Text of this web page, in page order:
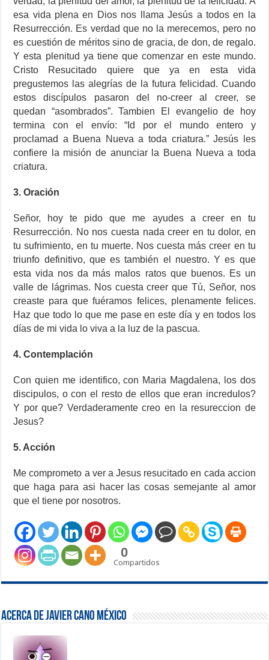
esa vida plena en Dios nos llama Jesús a todos en la
Resurrección. Es verdad que no la merecemos, pero no
es cuestión de méritos sino de gracia, de don, de regalo.
Y esta plenitud ya tiene que comenzar en este mundo.
Cristo Resucitado quiere que ya en esta vida
pregustemos las alegrías de la futura felicidad. Cuando
estos discípulos pasaron del no-creer al creer, se
quedan “asombrados”. Tambien El evangelio de hoy
termina con el envío: “Id por el mundo entero y
proclamad a Buena Nueva a toda criatura.” Jesús les
confiere la misión de anunciar la Buena Nueva a toda
criatura.
3. Oración
Señor, hoy te pido que me ayudes a creer en tu
Resurrección. No nos cuesta nada creer en tu dolor, en
tu sufrimiento, en tu muerte. Nos cuesta más creer en tu
triunfo definitivo, que es también el nuestro. Y es que
esta vida nos da más malos ratos que buenos. Es un
valle de lágrimas. Nos cuesta creer que Tú, Señor, nos
creaste para que fuéramos felices, plenamente felices.
Haz que todo lo que me pase en este día y en todos los
días de mi vida lo viva a la luz de la pascua.
4. Contemplación
Con quien me identifico, con Maria Magdalena, los dos
discipulos, o con el resto de ellos que eran incredulos?
Y por que? Verdaderamente creo en la resureccion de
Jesus?
5. Acción
Me comprometo a ver a Jesus resucitado en cada accion
que haga para asi hacer las cosas semejante al amor
que el tiene por nosotros.
0
Compartidos
Acerca de Javier Cano México